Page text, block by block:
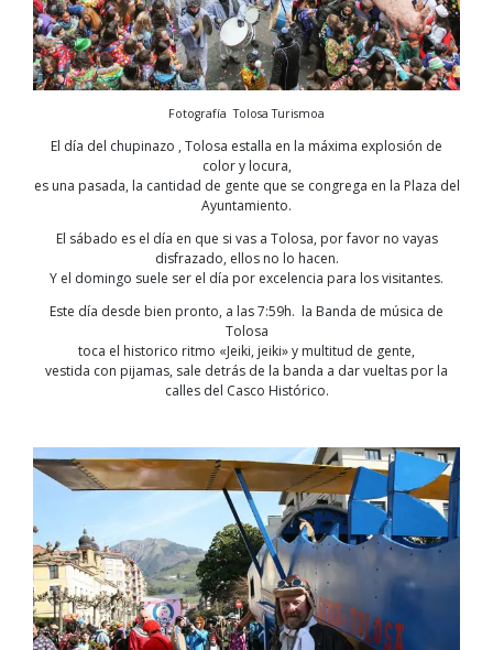
Fotografía Tolosa Turismoa
El día del chupinazo , Tolosa estalla en la máxima explosión de
color y locura,
es una pasada, la cantidad de gente que se congrega en la Plaza del
Ayuntamiento.
El sábado es el día en que si vas a Tolosa, por favor no vayas
disfrazado, ellos no lo hacen.
Y el domingo suele ser el día por excelencia para los visitantes.
Este día desde bien pronto, a las 7:59h. la Banda de música de
Tolosa
toca el historico ritmo «Jeiki, jeiki» y multitud de gente,
vestida con pijamas, sale detrás de la banda a dar vueltas por la
calles del Casco Histórico.